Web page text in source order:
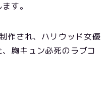
す。
作され、ハリウッド女優
胸キュン必死のラブコ